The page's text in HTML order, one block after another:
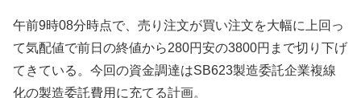
午前9時08分時点で、売り注文が買い注文を大幅に上回っ
て気配値で前日の終値から280円安の3800円まで切り下げ
てきている。今回の資金調達はSB623製造委託企業複線
化の製造委託費用に充てる計画。